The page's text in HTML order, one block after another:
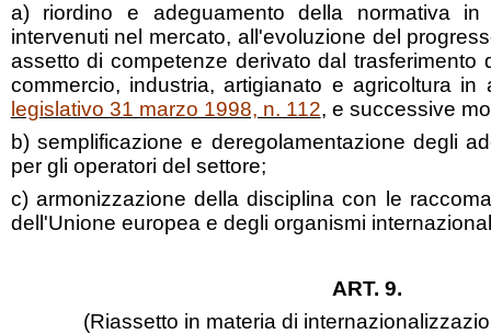
a) riordino e adeguamento della normativa in
intervenuti nel mercato, all'evoluzione del
assetto di competenze derivato dal trasferimento
commercio, industria, artigianato e agricoltura
legislativo 31 marzo 1998, n. 112, e successive
b) semplificazione e deregolamentazione degli
per gli operatori del settore;
c) armonizzazione della disciplina con le
dell'Unione europea e degli organismi
ART. 9.
(Riassetto in materia di